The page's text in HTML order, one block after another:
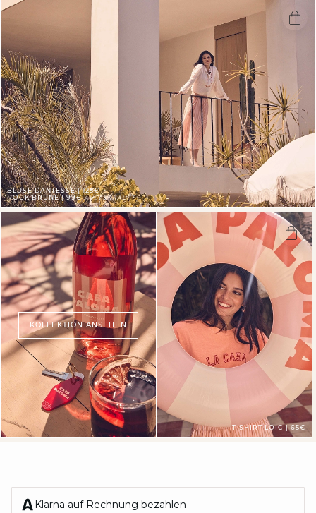
BLUSE DANTESSE | 125€
ROCK BRUNE | 99€AUSVERKAUFT
KOLLEKTION ANSEHEN
T-SHIRT LOIC | 65€
Klarna auf Rechnung bezahlen